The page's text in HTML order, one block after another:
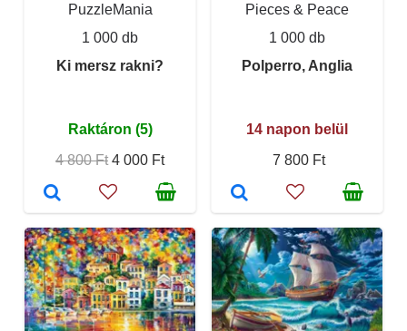
PuzzleMania
1 000 db
Ki mersz rakni?
Raktáron (5)
4 800 Ft 4 000 Ft
Pieces & Peace
1 000 db
Polperro, Anglia
14 napon belül
7 800 Ft